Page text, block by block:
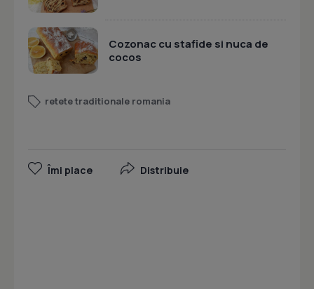
Cozonac cu stafide si nuca de
cocos
retete traditionale romania
Îmi place Distribuie